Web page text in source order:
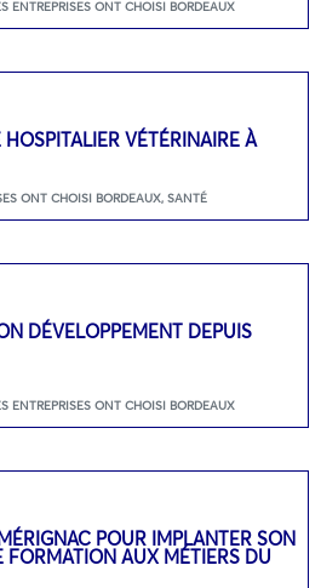
ENTREPRISES ONT CHOISI BORDEAUX
VÉTÉRINAIRE À
ONT CHOISI BORDEAUX, SANTÉ
DÉVELOPPEMENT DEPUIS
ENTREPRISES ONT CHOISI BORDEAUX
POUR IMPLANTER SON
AUX MÉTIERS DU